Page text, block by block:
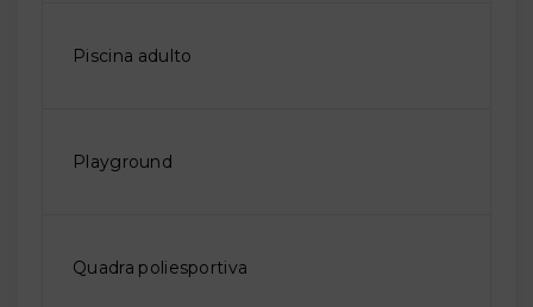
Piscina adulto
Playground
Quadra poliesportiva